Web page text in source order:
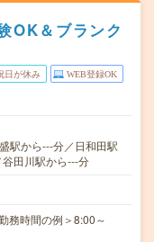
OK＆ブランク
日が休み WEB登録OK
駅から---分／日和田駅
田川駅から---分
務時間の例＞8:00～